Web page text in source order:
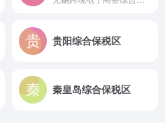
贵阳综合保税区
秦皇岛综合保税区